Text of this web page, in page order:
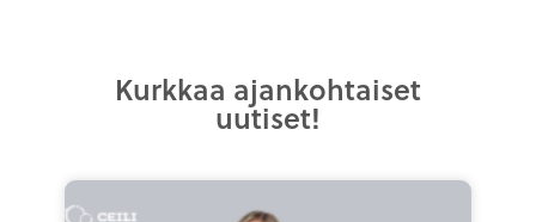
Kurkkaa ajankohtaiset
uutiset!